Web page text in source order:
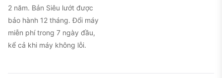
Button và nút Camera Control mới, trước đây chỉ
2 năm. Bản Siêu lướt được
bảo hành 12 tháng. Đổi máy
miễn phí trong 7 ngày đầu,
kể cả khi máy không lỗi.